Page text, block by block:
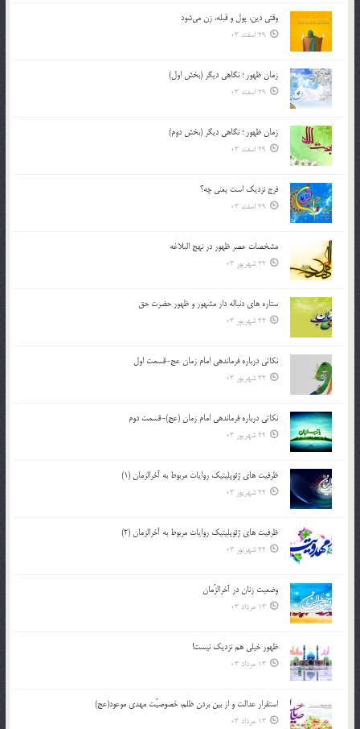
وقتی دین، پول و قبله، زن می‌شود
29 اسفند 03
زمان ظهور ؛ نگاهی دیگر (بخش اول)
29 اسفند 03
زمان ظهور ؛ نگاهی دیگر (بخش دوم)
29 اسفند 03
فرج نزدیک است یعنی چه؟
29 اسفند 03
مشخصات عصر ظهور در نهج البلاغه
22 شهریور 03
ستاره های دنباله دار مشهور و ظهور حضرت حق
22 شهریور 03
نکاتى درباره فرماندهى امام زمان عج-قسمت اول
22 شهریور 03
نکاتى درباره فرماندهى امام زمان (عج)-قسمت دوم
22 شهریور 03
ظرفیت های ژئوپلیتیک روایات مربوط به آخرالزمان (1)
22 شهریور 03
ظرفیت های ژئوپلیتیک روایات مربوط به آخرالزمان (2)
22 شهریور 03
وضعیت زنان در آخرالزّمان
13 مرداد 03
ظهور خیلی هم نزدیک نیست!
13 مرداد 03
استقرار عدالت و از بين بردن ظلم، خصوصيّت مهدي موعود(عج)
13 مرداد 03